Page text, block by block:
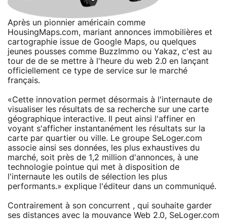
Après un pionnier américain comme
HousingMaps.com, mariant annonces immobilières et
cartographie issue de Google Maps, ou quelques
jeunes pousses comme BuzzImmo ou Yakaz, c'est au
tour de de se mettre à l'heure du web 2.0 en lançant
officiellement ce type de service sur le marché
français.
«Cette innovation permet désormais à l'internaute de
visualiser les résultats de sa recherche sur une carte
géographique interactive. Il peut ainsi l'affiner en
voyant s'afficher instantanément les résultats sur la
carte par quartier ou ville. Le groupe SeLoger.com
associe ainsi ses données, les plus exhaustives du
marché, soit près de 1,2 million d'annonces, à une
technologie pointue qui met à disposition de
l'internaute les outils de sélection les plus
performants.» explique l'éditeur dans un communiqué.
Contrairement à son concurrent , qui souhaite garder
ses distances avec la mouvance Web 2.0, SeLoger.com